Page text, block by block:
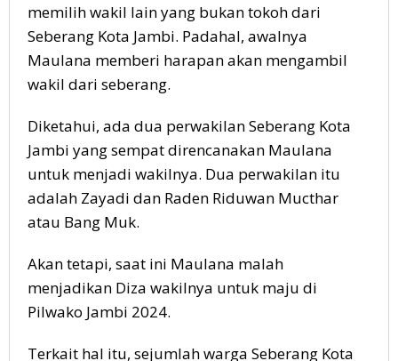
memilih wakil lain yang bukan tokoh dari
Seberang Kota Jambi. Padahal, awalnya
Maulana memberi harapan akan mengambil
wakil dari seberang.
Diketahui, ada dua perwakilan Seberang Kota
Jambi yang sempat direncanakan Maulana
untuk menjadi wakilnya. Dua perwakilan itu
adalah Zayadi dan Raden Riduwan Mucthar
atau Bang Muk.
Akan tetapi, saat ini Maulana malah
menjadikan Diza wakilnya untuk maju di
Pilwako Jambi 2024.
Terkait hal itu, sejumlah warga Seberang Kota